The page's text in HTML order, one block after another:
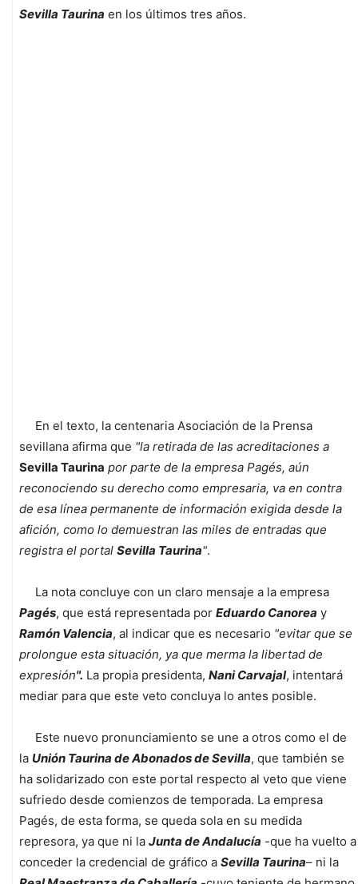
Sevilla Taurina en los últimos tres años.
En el texto, la centenaria Asociación de la Prensa
sevillana afirma que "la retirada de las acreditaciones a
Sevilla Taurina por parte de la empresa Pagés, aún
reconociendo su derecho como empresaria, va en contra
de esa línea permanente de información exigida desde la
afición, como lo demuestran las miles de entradas que
registra el portal Sevilla Taurina".
La nota concluye con un claro mensaje a la empresa
Pagés, que está representada por Eduardo Canorea y
Ramón Valencia, al indicar que es necesario "evitar que se
prolongue esta situación, ya que merma la libertad de
expresión". La propia presidenta, Nani Carvajal, intentará
mediar para que este veto concluya lo antes posible.
Este nuevo pronunciamiento se une a otros como el de
la Unión Taurina de Abonados de Sevilla, que también se
ha solidarizado con este portal respecto al veto que viene
sufriedo desde comienzos de temporada. La empresa
Pagés, de esta forma, se queda sola en su medida
represora, ya que ni la Junta de Andalucía -que ha vuelto a
conceder la credencial de gráfico a Sevilla Taurina– ni la